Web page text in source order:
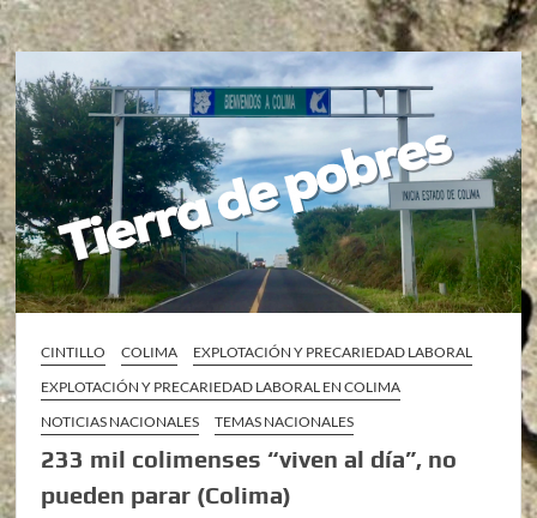
CINTILLO COLIMA
EXPLOTACIÓN Y PRECARIEDAD LABORAL
EXPLOTACIÓN Y PRECARIEDAD LABORAL EN COLIMA
NOTICIAS NACIONALES
TEMAS NACIONALES
233 mil colimenses “viven al día”, no
pueden parar (Colima)